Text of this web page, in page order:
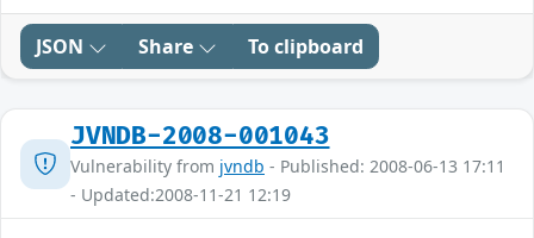
JSON Share To clipboard
JVNDB-2008-001043
Vulnerability from jvndb - Published: 2008-06-13 17:11
- Updated:2008-11-21 12:19